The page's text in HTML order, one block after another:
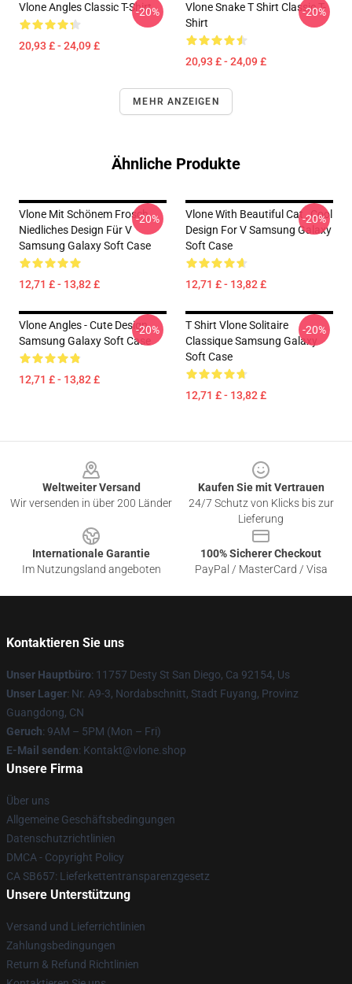
Vlone Angles Classic T-Shirt
20,93 £ - 24,09 £
-20%
Vlone Snake T Shirt Classic T-
Shirt
20,93 £ - 24,09 £
-20%
MEHR ANZEIGEN
Ähnliche Produkte
Vlone Mit Schönem Frosch,
Niedliches Design Für V
Samsung Galaxy Soft Case
12,71 £ - 13,82 £
-20%
Vlone With Beautiful Cat , Cool
Design For V Samsung Galaxy
Soft Case
12,71 £ - 13,82 £
-20%
Vlone Angles - Cute Design
Samsung Galaxy Soft Case
12,71 £ - 13,82 £
-20%
T Shirt Vlone Solitaire
Classique Samsung Galaxy
Soft Case
12,71 £ - 13,82 £
-20%
Weltweiter Versand
Wir versenden in über 200 Länder
Kaufen Sie mit Vertrauen
24/7 Schutz von Klicks bis zur
Lieferung
Internationale Garantie
Im Nutzungsland angeboten
100% Sicherer Checkout
PayPal / MasterCard / Visa
Kontaktieren Sie uns
Unser Hauptbüro: 11757 Desty St San Diego, Ca 92154, Us
Unser Lager: Nr. A9-3, Nordabschnitt, Stadt Fuyang, Provinz
Guangdong, CN
Geruch: 9AM – 5PM (Mon – Fri)
E-Mail senden: Kontakt@vlone.shop
Unsere Firma
Über uns
Allgemeine Geschäftsbedingungen
Datenschutzrichtlinien
DMCA - Copyright Policy
CA SB657: Lieferkettentransparenzgesetz
Unsere Unterstützung
Versand und Lieferrichtlinien
Zahlungsbedingungen
Return & Refund Richtlinien